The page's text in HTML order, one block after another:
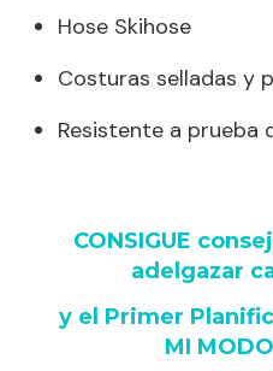
Hose Skihose
Costuras selladas y
Resistente a prueba
CONSIGUE
adelgazar
y el Primer
MI